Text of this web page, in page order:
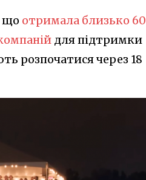
що отримала близько 60
для підтримки
розпочатися через 18